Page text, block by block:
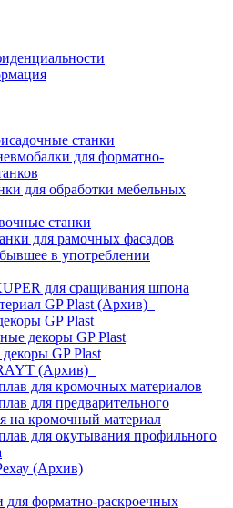
станки
для форматно-
для обработки мебельных
станки
для рамочных фасадов
в употреблении
для сращивания шпона
GP Plast (Архив)
GP Plast
декоры GP Plast
GP Plast
(Архив)
для кромочных материалов
для предварительного
на кромочный материал
для окутывания профильного
(Архив)
форматно-раскроечных